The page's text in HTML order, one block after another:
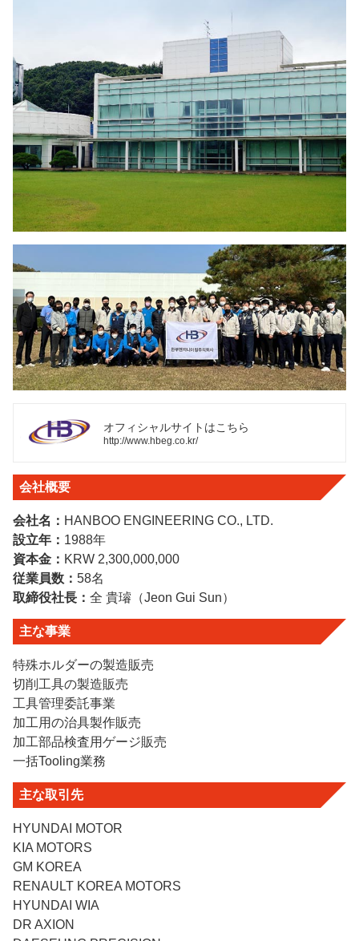
オフィシャルサイトはこちら
http://www.hbeg.co.kr/
会社概要
会社名： HANBOO ENGINEERING CO., LTD.
設立年： 1988年
資本金： KRW 2,300,000,000
従業員数： 58名
取締役社長： 全 貴璿 （Jeon Gui Sun）
主な事業
特殊ホルダーの製造販売
切削工具の製造販売
工具管理委託事業
加工用の治具製作販売
加工部品検査用ゲージ販売
一括Tooling業務
主な取引先
HYUNDAI MOTOR
KIA MOTORS
GM KOREA
RENAULT KOREA MOTORS
HYUNDAI WIA
DR AXION